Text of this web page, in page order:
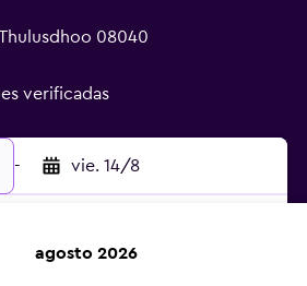
08040
verificadas
- vie. 14/8
agosto 2026